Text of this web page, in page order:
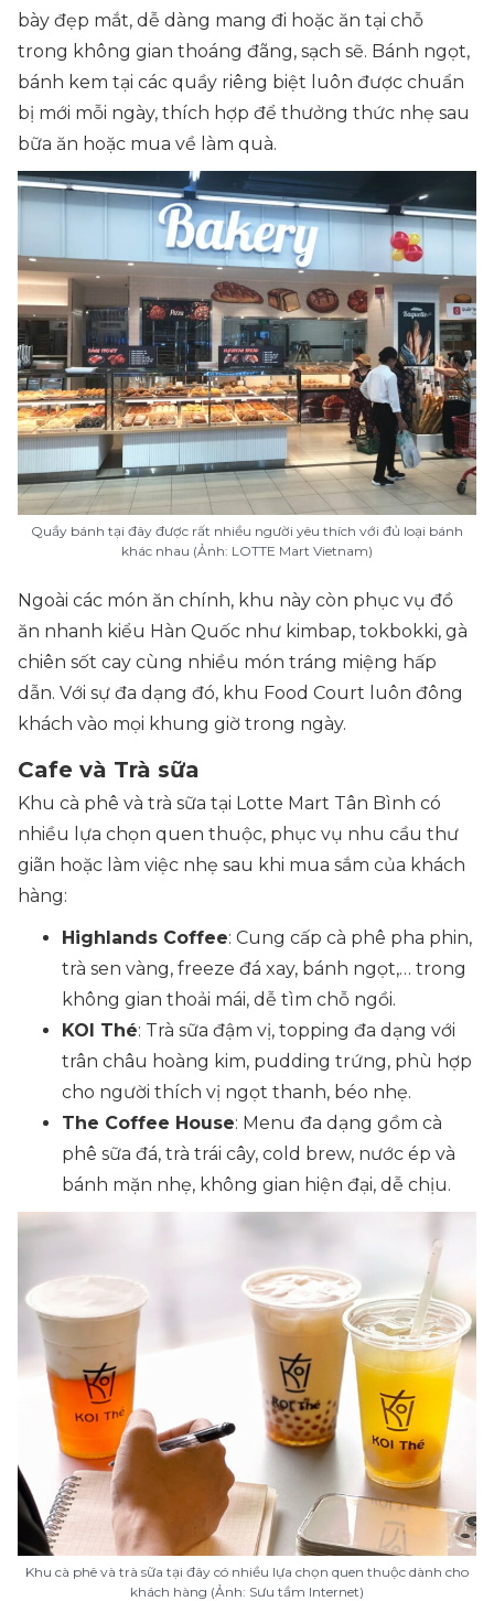
bày đẹp mắt, dễ dàng mang đi hoặc ăn tại chỗ
trong không gian thoáng đãng, sạch sẽ. Bánh ngọt,
bánh kem tại các quầy riêng biệt luôn được chuẩn
bị mới mỗi ngày, thích hợp để thưởng thức nhẹ sau
bữa ăn hoặc mua về làm quà.
Quầy bánh tại đây được rất nhiều người yêu thích với đủ loại bánh
khác nhau (Ảnh: LOTTE Mart Vietnam)
Ngoài các món ăn chính, khu này còn phục vụ đồ
ăn nhanh kiểu Hàn Quốc như kimbap, tokbokki, gà
chiên sốt cay cùng nhiều món tráng miệng hấp
dẫn. Với sự đa dạng đó, khu Food Court luôn đông
khách vào mọi khung giờ trong ngày.
Cafe và Trà sữa
Khu cà phê và trà sữa tại Lotte Mart Tân Bình có
nhiều lựa chọn quen thuộc, phục vụ nhu cầu thư
giãn hoặc làm việc nhẹ sau khi mua sắm của khách
hàng:
Highlands Coffee: Cung cấp cà phê pha phin,
trà sen vàng, freeze đá xay, bánh ngọt,… trong
không gian thoải mái, dễ tìm chỗ ngồi.
KOI Thé: Trà sữa đậm vị, topping đa dạng với
trân châu hoàng kim, pudding trứng, phù hợp
cho người thích vị ngọt thanh, béo nhẹ.
The Coffee House: Menu đa dạng gồm cà
phê sữa đá, trà trái cây, cold brew, nước ép và
bánh mặn nhẹ, không gian hiện đại, dễ chịu.
Khu cà phê và trà sữa tại đây có nhiều lựa chọn quen thuộc dành cho
khách hàng (Ảnh: Sưu tầm Internet)